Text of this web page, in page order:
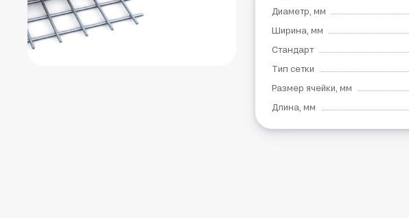
Диаметр, мм
Ширина, мм
Стандарт
Тип сетки
Размер ячейки, мм
Длина, мм